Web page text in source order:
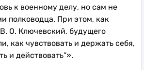
к военному делу, но сам не
полководца. При этом, как
О. Ключевский, будущего
как чувствовать и держать себя,
и действовать”».